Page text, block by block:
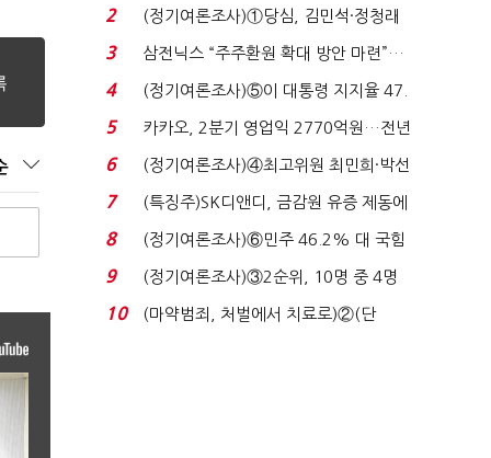
청래 '초접전'...
2
(정기여론조사)①당심, 김민석·정청래
'초접전'…대통령 ...
3
삼전닉스 “주주환원 확대 방안 마련”…
로이터에 성명...
4
(정기여론조사)⑤이 대통령 지지율 47.
7%…일주일 만에 ...
5
카카오, 2분기 영업익 2770억원…전년
비 36% 증가...
6
(정기여론조사)④최고위원 최민희·박선
원 '양강'…서미...
7
(특징주)SK디앤디, 금감원 유증 제동에
장 초반 상한가...
8
(정기여론조사)⑥민주 46.2% 대 국힘
31.0%…오차범위 밖 ...
9
(정기여론조사)③2순위, 10명 중 4명
'송영길'…정청래 '한 ...
10
(마약범죄, 처벌에서 치료로)②(단